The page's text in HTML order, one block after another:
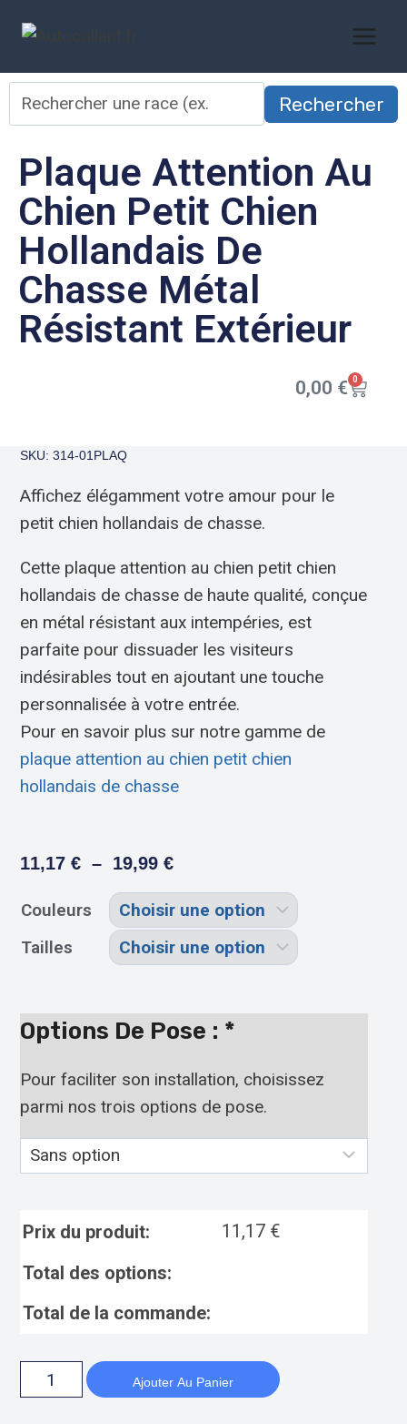
Rechercher
Plaque Attention Au
Chien Petit Chien
Hollandais De
Chasse Métal
Résistant Extérieur
0,00 € 0
SKU: 314-01PLAQ
Affichez élégamment votre amour pour le
petit chien hollandais de chasse.
Cette plaque attention au chien petit chien
hollandais de chasse de haute qualité, conçue
en métal résistant aux intempéries, est
parfaite pour dissuader les visiteurs
indésirables tout en ajoutant une touche
personnalisée à votre entrée.
Pour en savoir plus sur notre gamme de
plaque attention au chien petit chien
hollandais de chasse
11,17€ – 19,99€
Couleurs
Tailles
Options De Pose : *
Pour faciliter son installation, choisissez
parmi nos trois options de pose.
Prix du produit: 11,17 €
Total des options:
Total de la commande:
Ajouter Au Panier